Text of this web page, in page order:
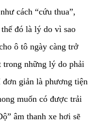
cách “cứu thua”,
đó là lý do vì sao
ô tô ngày càng trở
trong những lý do phải
đơn giản là phương tiện
muốn có được trải
âm thanh xe hơi sẽ